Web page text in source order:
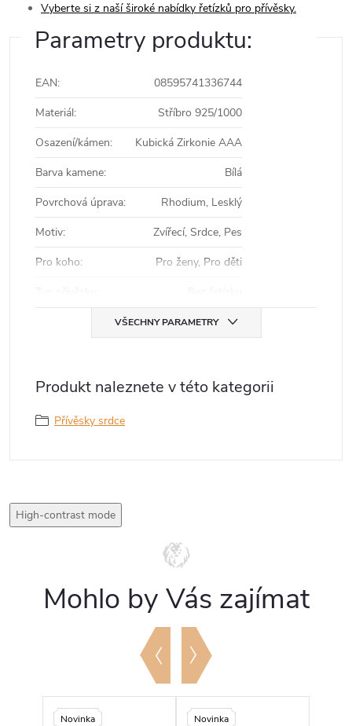
Vyberte si z naší široké nabídky řetízků pro přívěsky.
Parametry produktu:
EAN:
08595741336744
Materiál:
Stříbro 925/1000
Osazení/kámen:
Kubická Zirkonie AAA
Barva kamene:
Bílá
Povrchová úprava:
Rhodium, Lesklý
Motiv:
Zvířecí, Srdce, Pes
Pro koho:
Pro ženy, Pro děti
VŠECHNY PARAMETRY
Produkt naleznete v této kategorii
Přívěsky srdce
High-contrast mode
Mohlo by Vás zajímat
Novinka Novinka